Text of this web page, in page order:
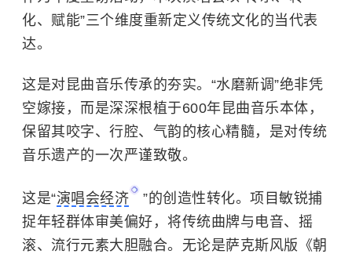
化、赋能”三个维度重新定义传统文化的当代表
达。
这是对昆曲音乐传承的夯实。“水磨新调”绝非凭
空嫁接，而是深深根植于600年昆曲音乐本体，
保留其咬字、行腔、气韵的核心精髓，是对传统
音乐遗产的一次严谨致敬。
这是“演唱会经济
”的创造性转化。项目敏锐捕
捉年轻群体审美偏好，将传统曲牌与电音、摇
滚、流行元素大胆融合。无论是萨克斯风版《朝